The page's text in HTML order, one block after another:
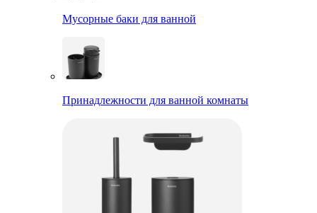
Мусорные баки для ванной
Принадлежности для ванной комнаты